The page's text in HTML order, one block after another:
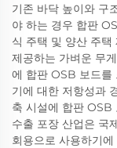
기존 바닥 높이와 구
야 하는 경우 합판
식 주택 및 양산 주
제공하는 가벼운 무
에 합판 OSB 보드를
기에 대한 저항성과
축 시설에 합판 OSB
수출 포장 산업은 국
회용으로 사용하기